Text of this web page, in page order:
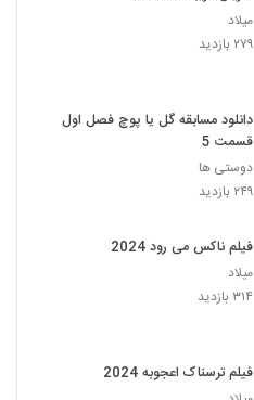
میلاد
۲۷۹ بازدید
دانلود مسابقه گل یا پوچ فصل اول
قسمت 5
دوستی ها
۲۴۹ بازدید
فیلم ناکس می رود 2024
میلاد
۳۱۴ بازدید
فیلم ترسناک اعجوبه 2024